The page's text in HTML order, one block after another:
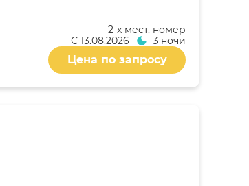
2-x мест. номер
С 13.08.2026 3 ночи
Цена по запросу